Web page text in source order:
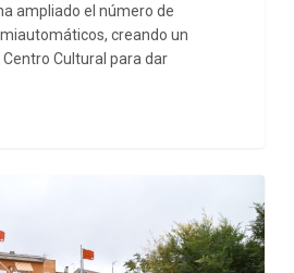
ampliado el número de
creando un
Cultural para dar